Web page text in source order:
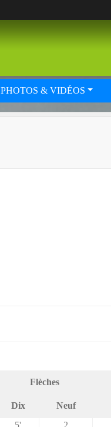
PHOTOS & VIDÉOS
Flèches
Dix Neuf
5' 2